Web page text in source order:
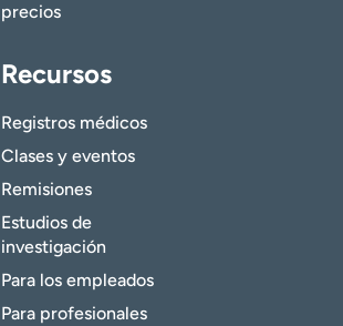
precios
Recursos
Registros médicos
Clases y eventos
Remisiones
Estudios de
investigación
Para los empleados
Para profesionales